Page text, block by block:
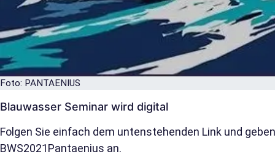
Foto: PANTAENIUS
Blauwasser Seminar wird digital
Folgen Sie einfach dem untenstehenden Link und
BWS2021Pantaenius an.